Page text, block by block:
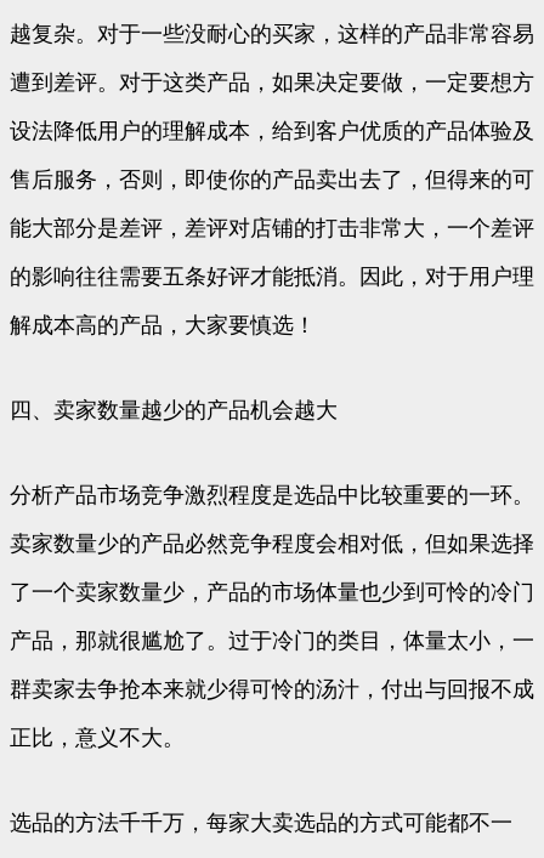
越复杂。对于一些没耐心的买家，这样的产品非常容易
遭到差评。对于这类产品，如果决定要做，一定要想方
设法降低用户的理解成本，给到客户优质的产品体验及
售后服务，否则，即使你的产品卖出去了，但得来的可
能大部分是差评，差评对店铺的打击非常大，一个差评
的影响往往需要五条好评才能抵消。因此，对于用户理
解成本高的产品，大家要慎选！
四、卖家数量越少的产品机会越大
分析产品市场竞争激烈程度是选品中比较重要的一环。
卖家数量少的产品必然竞争程度会相对低，但如果选择
了一个卖家数量少，产品的市场体量也少到可怜的冷门
产品，那就很尴尬了。过于冷门的类目，体量太小，一
群卖家去争抢本来就少得可怜的汤汁，付出与回报不成
正比，意义不大。
选品的方法千千万，每家大卖选品的方式可能都不一